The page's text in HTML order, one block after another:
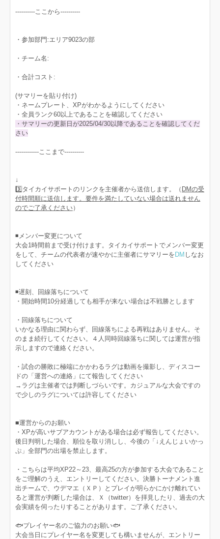
----------ここから----------
・参加部門:エリア9023の部
・チーム名:
・合計コスト:
(サマリーを貼り付け)
・ネームプレート、XPがわかるようにしてください
・全員ランク60以上であることを確認してください
・サマリーの更新日が2025/04/30以降であることを確認してくだ
さい
------------ここまで----------
↓
3️⃣タイカイサポートのリンクを主催者から送信します。（ DMの受
付時間順に送信します。要件を満たしていない場合は送れません
のでご了承ください）
◾️メンバー変更について
大会1時間前まで受け付けます。タイカイサポートでメンバー変更
をして、チームの代表者が速やかに主催者にサマリーを DM しなお
してください
◾️遅刻、回線落ちについて
・開始時間10分経過しても相手が来ない場合は不戦勝とします
・回線落ちについて
いかなる理由に関わらず、回線落ちによる再戦はありません。そ
のまま続行してください。４人同時回線落ちに関しては運営が指
示しますので連絡ください。
・試合の勝敗に極端にかかわるラグは動画を撮影し、ディスコー
ドの「運営への連絡」にて報告してください
→ラグは主催者では判断しづらいです。カジュアルな大会ですの
で少しのラグについては許容してください
■運営からのお願い
・XPが高いサブアカウントがある場合は必ず報告してください。
後日判明した場合、順位を取り消しし、今後の「↓えんじょいかっ
ぷ」全部門の出場を禁止します。
・こちらは平均XP22～23、最高25の方が参加する大会であること
をご理解のうえ、エントリーしてください。決勝トーナメント進
出チームで、ウデマエ（ＸＰ）とプレイが明らかにかけ離れてい
ると運営が判断した場合は、Ｘ（twitter）を拝見したり、過去の大
会実績を伺ったりすることがあります。ご了承ください。
🐟プレイヤー名のご協力のお願い🐟
大会当日にプレイヤー名を変更しても構いませんが、エントリー